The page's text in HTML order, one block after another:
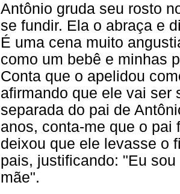
Antônio gruda seu rosto
se fundir. Ela o abraça e
É uma cena muito
como um bebê e minhas
Conta que o apelidou
afirmando que ele vai ser
separada do pai de
anos, conta-me que o pai
deixou que ele levasse o
pais, justificando: "Eu
mãe".